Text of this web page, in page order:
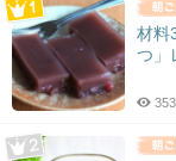
材料
つ」